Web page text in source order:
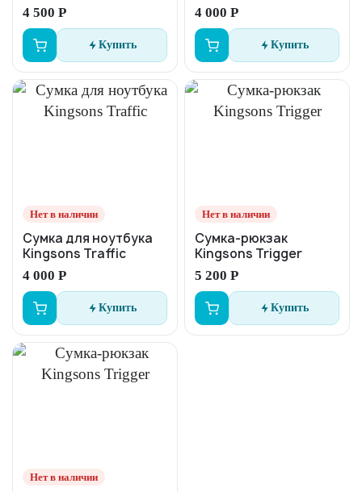
4 500 Р
Купить
4 000 Р
Купить
Нет в наличии
Сумка для ноутбука
Kingsons Traffic
4 000 Р
Купить
Нет в наличии
Сумка-рюкзак
Kingsons Trigger
5 200 Р
Купить
Нет в наличии